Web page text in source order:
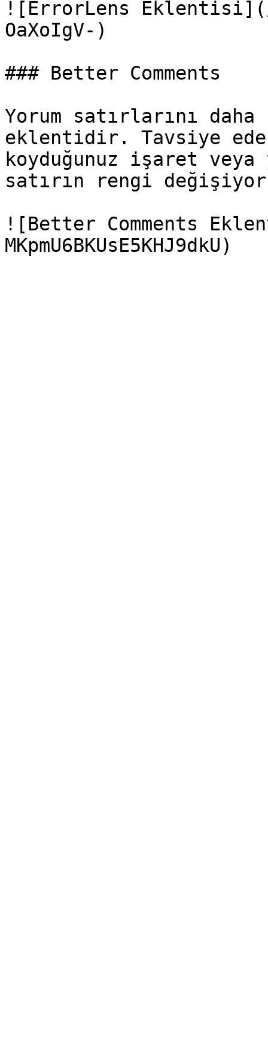
![ErrorLens
OaXoIgV-)
### Better Comments
Yorum satırlarını
eklentidir. Tavsiye
koyduğunuz işaret veya
satırın rengi
![Better Comments